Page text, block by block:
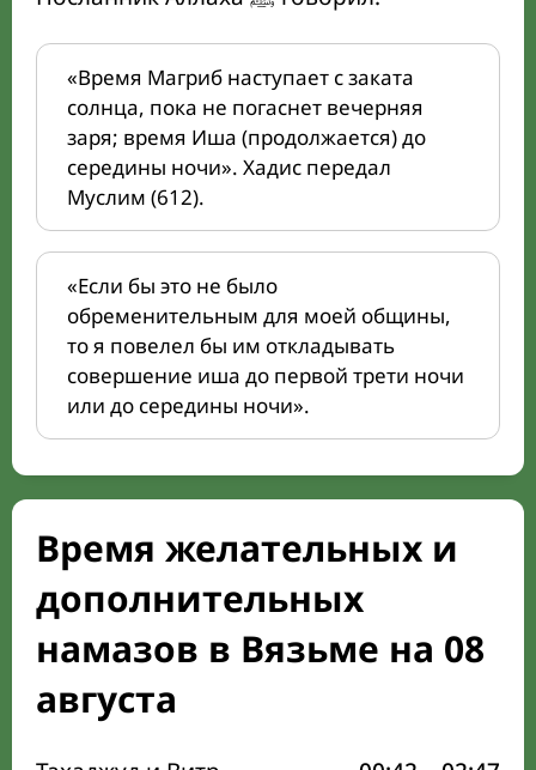
«Время Магриб наступает с заката
солнца, пока не погаснет вечерняя
заря; время Иша (продолжается) до
середины ночи». Хадис передал
Муслим (612).
«Если бы это не было
обременительным для моей общины,
то я повелел бы им откладывать
совершение иша до первой трети ночи
или до середины ночи».
Время желательных и
дополнительных
намазов в Вязьме на 08
августа